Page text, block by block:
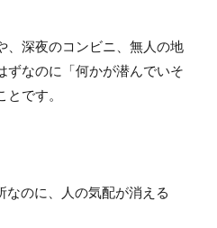
深夜のコンビニ、 無人の地
ずなのに「何かが潜んでいそ
です。
なのに、人の気配が消える